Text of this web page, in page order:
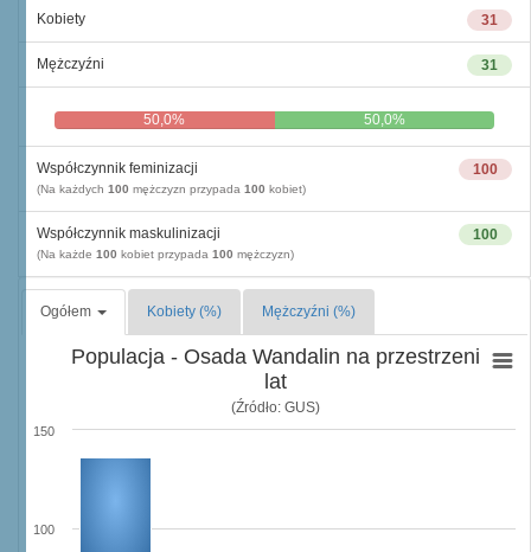
31
Kobiety
31
Mężczyźni
50,0% 50,0%
100
Współczynnik feminizacji
(Na każdych 100 mężczyzn przypada 100 kobiet)
100
Współczynnik maskulinizacji
(Na każde 100 kobiet przypada 100 mężczyzn)
Ogółem Kobiety (%) Mężczyźni (%)
Populacja - Osada Wandalin na przestrzeni
lat
(Źródło: GUS)
100
150